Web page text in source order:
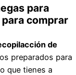
para
comprar
de
preparados para
que tienes a